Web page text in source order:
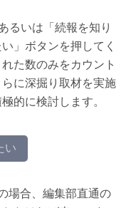
るいは「続報を知り
」ボタンを押してく
た数のみをカウント
に深掘り取材を実施
的に検討します。
い
場合、編集部直通の